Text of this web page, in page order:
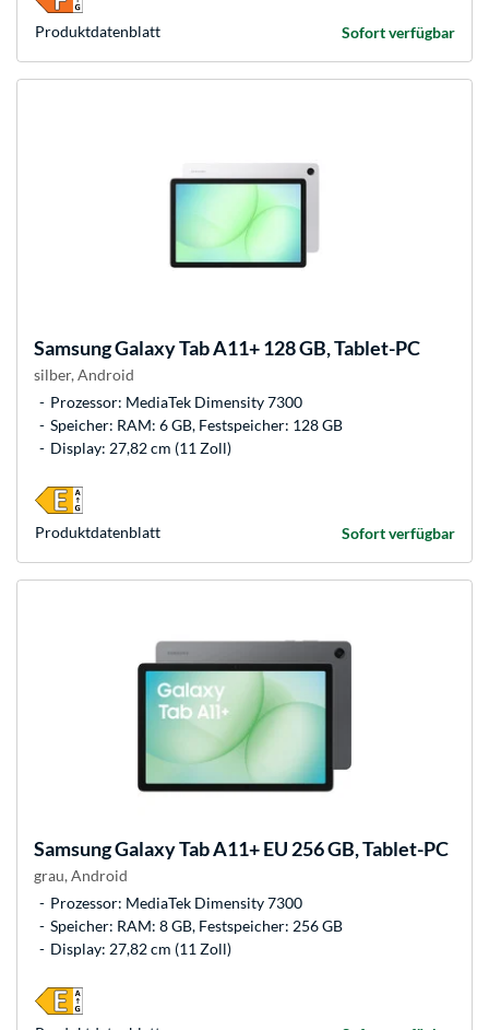
Sofort verfügbar
Produkt­datenblatt
SamsungGalaxy Tab A11+ 128 GB, Tablet-PC
silber, Android
Prozessor: MediaTek Dimensity 7300
Speicher: RAM: 6 GB, Festspeicher: 128 GB
Display: 27,82 cm (11 Zoll)
Sofort verfügbar
Produkt­datenblatt
SamsungGalaxy Tab A11+ EU 256 GB, Tablet-PC
grau, Android
Prozessor: MediaTek Dimensity 7300
Speicher: RAM: 8 GB, Festspeicher: 256 GB
Display: 27,82 cm (11 Zoll)